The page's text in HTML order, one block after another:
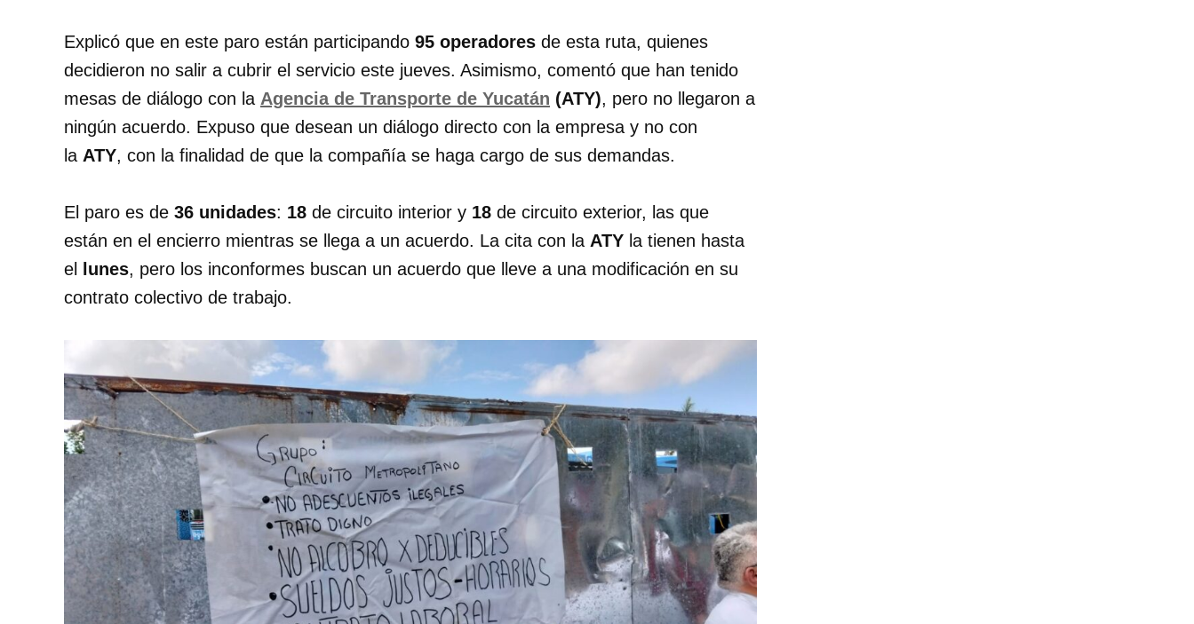
Explicó que en este paro están participando 95 operadores de esta ruta, quienes
decidieron no salir a cubrir el servicio este jueves. Asimismo, comentó que han tenido
mesas de diálogo con la Agencia de Transporte de Yucatán (ATY), pero no llegaron a
ningún acuerdo. Expuso que desean un diálogo directo con la empresa y no con
la ATY, con la finalidad de que la compañía se haga cargo de sus demandas.
El paro es de 36 unidades: 18 de circuito interior y 18 de circuito exterior, las que
están en el encierro mientras se llega a un acuerdo. La cita con la ATY la tienen hasta
el
lunes, pero los inconformes buscan un acuerdo que lleve a una modificación en su
contrato colectivo de trabajo.